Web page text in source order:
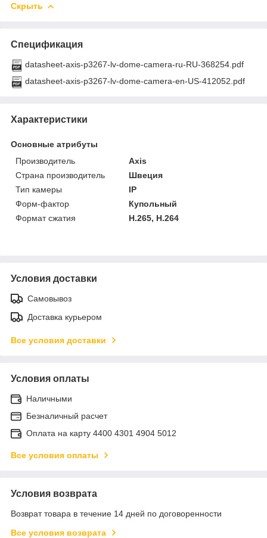
Скрыть
Спецификация
datasheet-axis-p3267-lv-dome-camera-ru-RU-368254.pdf
datasheet-axis-p3267-lv-dome-camera-en-US-412052.pdf
Характеристики
Основные атрибуты
Производитель
Axis
Страна производитель
Швеция
Тип камеры
IP
Форм-фактор
Купольный
Формат сжатия
H.265, H.264
Условия доставки
Самовывоз
Доставка курьером
Все условия доставки
Условия оплаты
Наличными
Безналичный расчет
Оплата на карту 4400 4301 4904 5012
Все условия оплаты
Условия возврата
Возврат товара в течение 14 дней по договоренности
Все условия возврата